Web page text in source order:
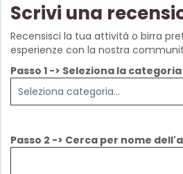
Scrivi una
Recensisci la tua attività o birra
esperienze con la nostra
Passo 1 -> Seleziona la categoria
Seleziona categoria...
Passo 2 -> Cerca per nome